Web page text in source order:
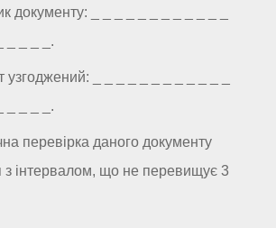
документу: _ _ _ _ _ _ _ _ _ _ _ _
_ _ _ _.
узгоджений: _ _ _ _ _ _ _ _ _ _ _ _
_ _ _ _.
перевірка даного документу
з інтервалом, що не перевищує 3